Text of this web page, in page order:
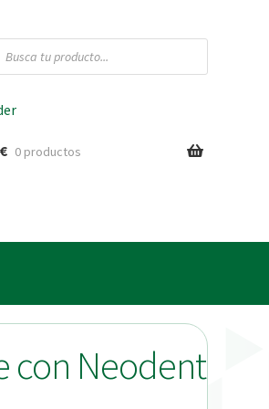
0 productos
con Neodent